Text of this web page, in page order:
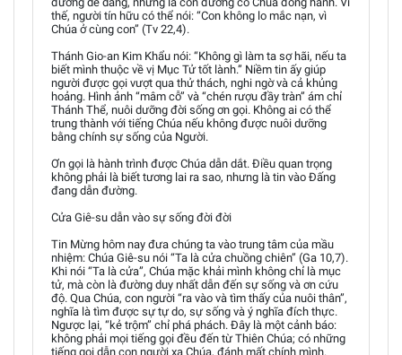
thế, người tín hữu có thể nói: “Con không lo mắc nạn, vì
Chúa ở cùng con” (Tv 22,4).
Thánh Gio-an Kim Khẩu nói: “Không gì làm ta sợ hãi, nếu ta
biết mình thuộc về vị Mục Tử tốt lành.” Niềm tin ấy giúp
người được gọi vượt qua thử thách, nghi ngờ và cả khủng
hoảng. Hình ảnh “mâm cỗ” và “chén rượu đầy tràn” ám chỉ
Thánh Thể, nuôi dưỡng đời sống ơn gọi. Không ai có thể
trung thành với tiếng Chúa nếu không được nuôi dưỡng
bằng chính sự sống của Người.
Ơn gọi là hành trình được Chúa dẫn dắt. Điều quan trọng
không phải là biết tương lai ra sao, nhưng là tin vào Đấng
đang dẫn đường.
Cửa Giê-su dẫn vào sự sống đời đời
Tin Mừng hôm nay đưa chúng ta vào trung tâm của mầu
nhiệm: Chúa Giê-su nói “Ta là cửa chuồng chiên” (Ga 10,7).
Khi nói “Ta là cửa”, Chúa mặc khải mình không chỉ là mục
tử, mà còn là đường duy nhất dẫn đến sự sống và ơn cứu
độ. Qua Chúa, con người “ra vào và tìm thấy của nuôi thân”,
nghĩa là tìm được sự tự do, sự sống và ý nghĩa đích thực.
Ngược lại, “kẻ trộm” chỉ phá phách. Đây là một cảnh báo:
không phải mọi tiếng gọi đều đến từ Thiên Chúa; có những
tiếng gọi dẫn con người xa Chúa, đánh mất chính mình.